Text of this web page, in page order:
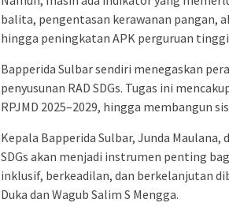
balita, pengentasan kerawanan pangan,
hingga peningkatan APK perguruan
Bapperida Sulbar sendiri menegaskan
penyusunan RAD SDGs. Tugas ini
RPJMD 2025–2029, hingga membangun
Kepala Bapperida Sulbar, Junda
SDGs akan menjadi instrumen penting
inklusif, berkeadilan, dan berkelanjutan
Duka dan Wagub Salim S Mengga.